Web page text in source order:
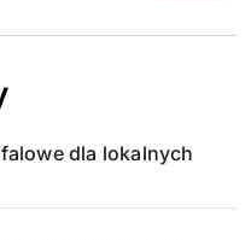
dla lokalnych